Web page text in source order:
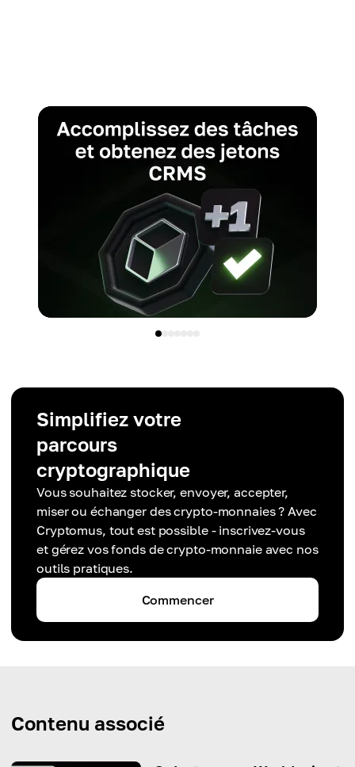
Simplifiez votre
parcours
cryptographique
Vous souhaitez stocker, envoyer, accepter,
miser ou échanger des crypto-monnaies ? Avec
Cryptomus, tout est possible - inscrivez-vous
et gérez vos fonds de crypto-monnaie avec nos
outils pratiques.
Commencer
Contenu associé